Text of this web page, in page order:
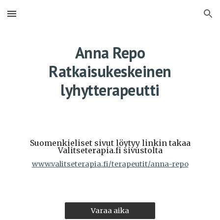
Skip to main content Skip to navigation
Anna Repo
Ratkaisukeskeinen
lyhytterapeutti
Suomenkieliset sivut löytyy linkin takaa
Valitseterapia.fi sivustolta
www.valitseterapia.fi/terapeutit/anna-repo
Varaa aika